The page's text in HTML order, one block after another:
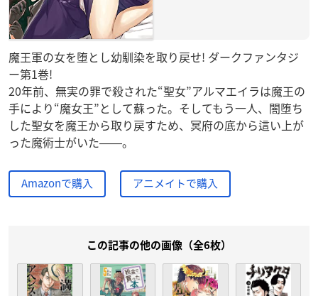
魔王軍の女を堕とし幼馴染を取り戻せ! ダークファンタジ
ー第1巻!
20年前、無実の罪で殺された“聖女”アルマエイラは魔王の
手により“魔女王”として蘇った。そしてもう一人、闇堕ち
した聖女を魔王から取り戻すため、冥府の底から這い上が
った魔術士がいた――。
Amazonで購入 アニメイトで購入
この記事の他の画像（全6枚）